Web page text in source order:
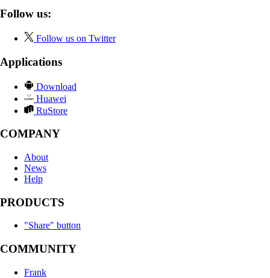
Follow us:
Follow us on Twitter
Applications
Download
Huawei
RuStore
COMPANY
About
News
Help
PRODUCTS
"Share" button
COMMUNITY
Frank